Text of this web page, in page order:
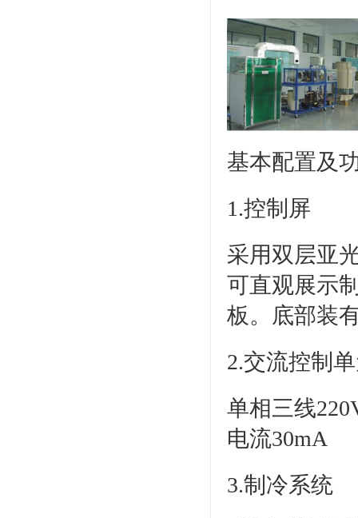
基本配置及
1.控制屏
采用双层亚
可直观展示
板。底部装
2.交流控制
单相三线
电流30mA
3.制冷系统